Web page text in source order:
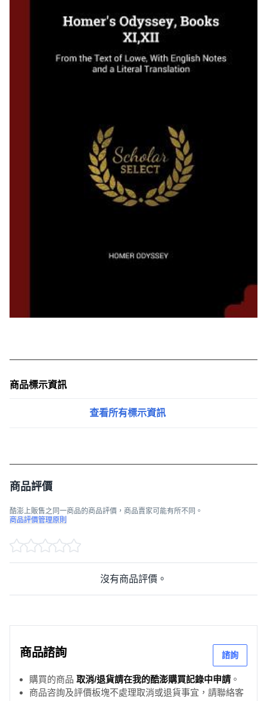
商品標示資訊
查看所有標示資訊
商品評價
酷澎上販售之同一商品的商品評價，商品賣家可能有所不同。
商品評價管理原則
沒有商品評價。
商品諮詢 諮詢
購買的商品 取消/退貨請在我的酷澎購買記錄中申請 。
商品咨詢及評價板塊不處理取消或退貨事宜，請聯絡客